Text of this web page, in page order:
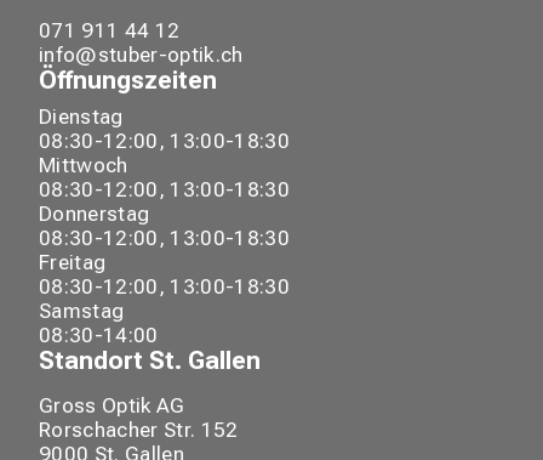
071 911 44 12
info@stuber-optik.ch
Öffnungszeiten
Dienstag
08:30-12:00, 13:00-18:30
Mittwoch
08:30-12:00, 13:00-18:30
Donnerstag
08:30-12:00, 13:00-18:30
Freitag
08:30-12:00, 13:00-18:30
Samstag
08:30-14:00
Standort St. Gallen
Gross Optik AG
Rorschacher Str. 152
9000 St. Gallen